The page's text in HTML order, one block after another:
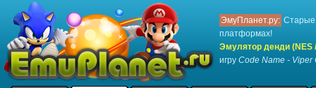
ЭмуПланет.ру: Старые
платформах!
Эмулятор денди (NES
игру Code Name - Viper